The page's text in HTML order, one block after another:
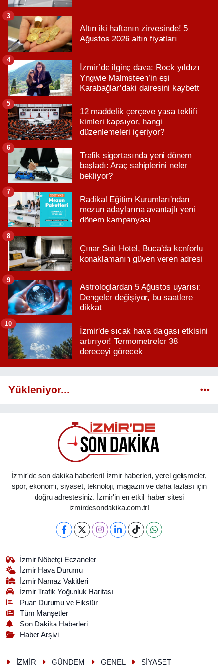
Altın iki haftanın zirvesinde! 5
Ağustos 2026 altın fiyatları
3
İzmir’de ilginç dava: Rock yıldızı
Yngwie Malmsteen’in eşi
Karabağlar’daki dairesini kaybetti
4
12 maddelik çerçeve yasa teklifi
kimleri kapsıyor, hangi
düzenlemeleri içeriyor?
5
Trafik sigortasında yeni dönem
başladı: Araç sahiplerini neler
bekliyor?
6
Radikal Eğitim Kurumları'ndan
mezun adaylarına avantajlı yeni
dönem kampanyası
7
Çınar Suit Hotel, Buca'da konforlu
konaklamanın güven veren adresi
8
Astrologlardan 5 Ağustos uyarısı:
Dengeler değişiyor, bu saatlere
dikkat
9
İzmir'de sıcak hava dalgası etkisini
artırıyor! Termometreler 38
dereceyi görecek
10
Yükleniyor...
İzmir'de son dakika haberleri! İzmir haberleri, yerel gelişmeler,
spor, ekonomi, siyaset, teknoloji, magazin ve daha fazlası için
doğru adrestesiniz. İzmir'in en etkili haber sitesi
izmirdesondakika.com.tr!
İzmir Nöbetçi Eczaneler
İzmir Hava Durumu
İzmir Namaz Vakitleri
İzmir Trafik Yoğunluk Haritası
Puan Durumu ve Fikstür
Tüm Manşetler
Son Dakika Haberleri
Haber Arşivi
İZMİR GÜNDEM GENEL SİYASET